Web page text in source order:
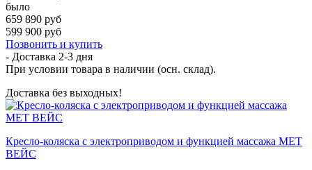
было
659 890 руб
599 900 руб
Позвонить и купить
- Доставка 2-3 дня
При условии товара в наличии (осн. склад).
Доставка без выходных!
Кресло-коляска с электроприводом и функцией массажа MET
ВЕЙС